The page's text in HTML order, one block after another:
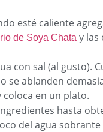
esté caliente
de Soya Chata y las
con sal (al gusto).
ablanden
coloca en un plato.
hasta
del agua